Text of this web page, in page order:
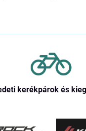
kerékpárok és